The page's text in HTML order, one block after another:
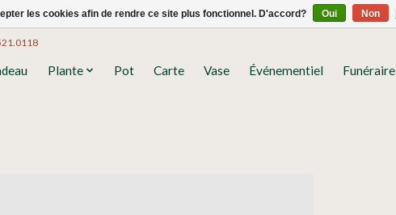
Plante Pot Carte Vase Événementiel Funéraire
les cookies afin de rendre ce site plus fonctionnel. D'accord? Oui Non